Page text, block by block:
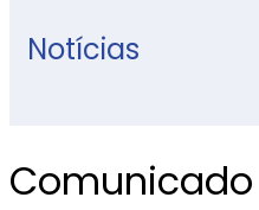
Notícias
Comunicado